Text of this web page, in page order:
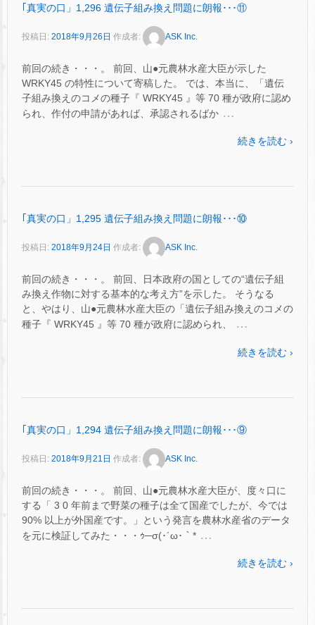
｢真実の口」1,296 遺伝子組み換え問題に朗報･･･⑪
投稿日: 2018年9月26日 作成者: ASK Inc.
前回の続き・・・。 前回、山●元農林水産大臣が示した
WRKY45 の特性について寄稿した。 では、本当に、「遺伝
子組み換えのコメの種子『 WRKY45 』等 70 種が政府に認め
られ、作付の申請があれば、承認されるばか …
続きを読む ›
｢真実の口」1,295 遺伝子組み換え問題に朗報･･･⑩
投稿日: 2018年9月24日 作成者: ASK Inc.
前回の続き・・・。 前回、日本政府の国としての“遺伝子組
み換え作物に対する基本的な考え方”を示した。 そうなる
と、やはり、山●元農林水産大臣の「遺伝子組み換えのコメの
種子『 WRKY45 』等 70 種が政府に認められ、
…
続きを読む ›
｢真実の口」1,294 遺伝子組み換え問題に朗報･･･⑨
投稿日: 2018年9月21日 作成者: ASK Inc.
前回の続き・・・。 前回、山●元農林水産大臣が、度々口に
する「 3 0 年前まで野菜の種子は全て国産でしたが、今では
90% 以上が外国産です。」という発言を農林水産省のデータ
を元に検証してみた・・・ｩ─σ(･´ω･｀* …
続きを読む ›